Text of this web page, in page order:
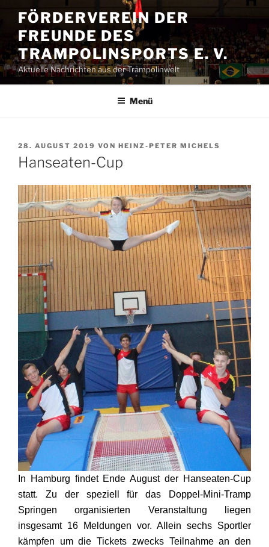
Inhalt
springen
FÖRDERVEREIN DER
FREUNDE DES
TRAMPOLINSPORTS E. V.
Aktuelle Nachrichten aus der Trampolinwelt
Menü
VERÖFFENTLICHT
AM
28. AUGUST 2019 VON HEINZ-PETER MICHELS
Hanseaten-Cup
In Hamburg findet Ende August der Hanseaten-Cup
statt. Zu der speziell für das Doppel-Mini-Tramp
Springen organisierten Veranstaltung liegen
insgesamt 16 Meldungen vor. Allein sechs Sportler
kämpfen um die Tickets zwecks Teilnahme an den